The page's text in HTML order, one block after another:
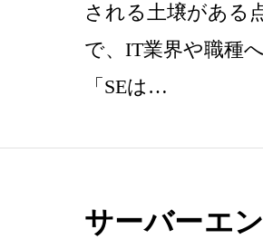
される土壌がある
で、IT業界や職種
「SEは…
サーバーエ